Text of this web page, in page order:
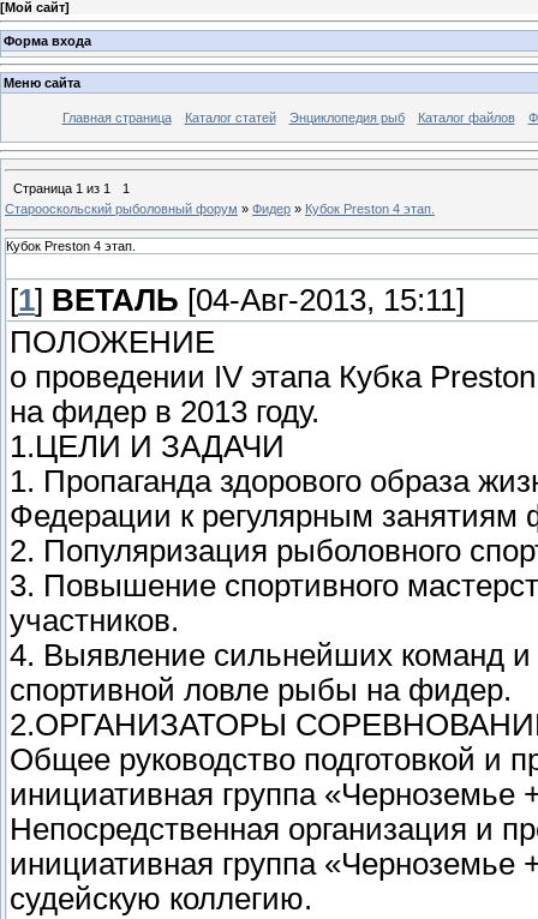
[Мой сайт]
Форма входа
Меню сайта
Главная страница Каталог статей Энциклопедия рыб Каталог файлов
Страница 1 из 1
1
Старооскольский рыболовный форум » Фидер » Кубок Preston 4 этап.
Кубок Preston 4 этап.
[1] ВЕТАЛЬ [04-Авг-2013, 15:11]
ПОЛОЖЕНИЕ
о проведении IV этапа Кубка
на фидер в 2013 году.
1.ЦЕЛИ И ЗАДАЧИ
1. Пропаганда здорового образа
Федерации к регулярным занятиям
2. Популяризация рыболовного
3. Повышение спортивного
участников.
4. Выявление сильнейших команд и
спортивной ловле рыбы на фидер.
2.ОРГАНИЗАТОРЫ
Общее руководство подготовкой и
инициативная группа «Черноземье
Непосредственная организация и
инициативная группа «Черноземье
судейскую коллегию.